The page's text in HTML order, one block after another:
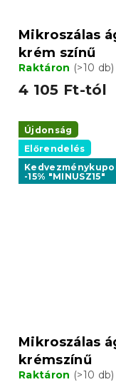
Mikroszálas
krém színű
Raktáron (>10 db)
4 105 Ft-tól
Újdonság
Előrendelés
-15% "MINUSZ15"
Mikroszálas
krémszínű
Raktáron (>10 db)